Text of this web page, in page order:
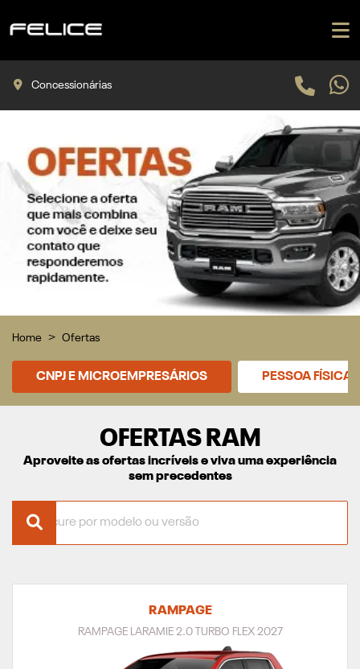
Concessionárias
Home Ofertas
CNPJ E MICROEMPRESÁRIOS PESSOA FÍSICA
OFERTAS RAM
Aproveite as ofertas incríveis e viva uma experiência
sem precedentes
RAMPAGE
RAMPAGE LARAMIE 2.0 TURBO FLEX 2027